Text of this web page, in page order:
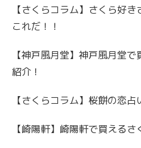
【さくらコラム】さくら好
これだ！！
【神戸風月堂】神戸風月堂
紹介！
【さくらコラム】桜餅の恋
【崎陽軒】崎陽軒で買える